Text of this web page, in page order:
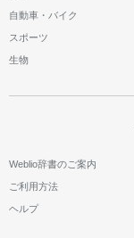
自動車・バイク
スポーツ
生物
Weblio辞書のご案内
ご利用方法
ヘルプ